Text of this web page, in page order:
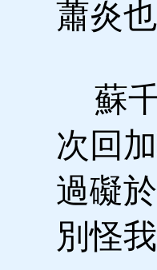
蕭炎
蘇千
次回
過礙
別怪